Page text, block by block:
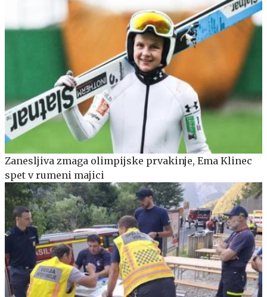
Zanesljiva zmaga olimpijske prvakinje, Ema Klinec
spet v rumeni majici